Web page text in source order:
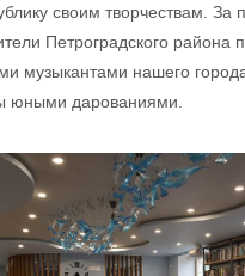
своим творчествам. За
Петроградского района
музыкантами нашего
юными дарованиями.